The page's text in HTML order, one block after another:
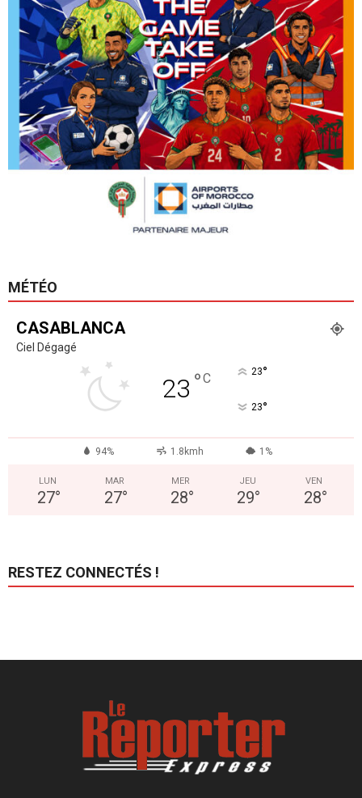
MÉTÉO
CASABLANCA
Ciel Dégagé
23 °C 23°
23°
94% 1.8kmh 1%
LUN
27°
MAR
27°
MER
28°
JEU
29°
VEN
28°
RESTEZ CONNECTÉS !